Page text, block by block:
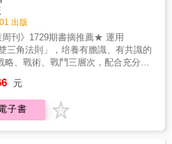
的傑出設計概念，三款列車三種氛
灣鐵道上最美的移動風景，展現臺
的移動新美學。・瞄準美學復興2.0
3支箭第一箭「臺鐵美學復興2.0」，
包括車站減法美學、藍皮列車再生、
鎖定集集、內灣、平溪等觀光支線改
60輛觀光列車。第二箭「資產開
要導入美學，打造具美感的建築。第
響。
出版
刊》1729期書摘推薦★ 運用
三角法則」，培養有膽識、有共識的
前執行長親自執
索， 揭開捷安特獨
元
子書